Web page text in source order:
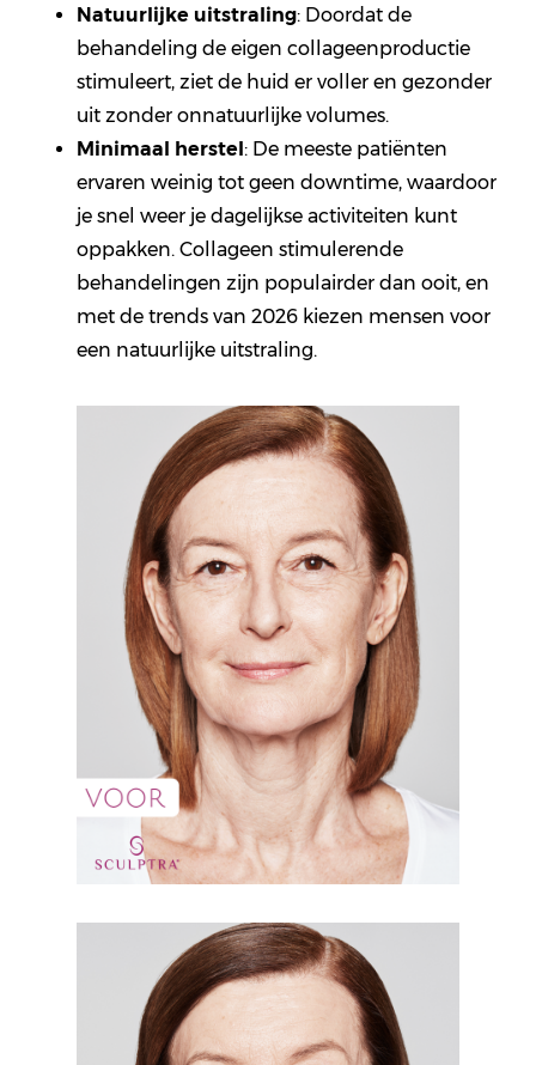
Natuurlijke uitstraling: Doordat de
behandeling de eigen collageenproductie
stimuleert, ziet de huid er voller en gezonder
uit zonder onnatuurlijke volumes.
Minimaal herstel: De meeste patiënten
ervaren weinig tot geen downtime, waardoor
je snel weer je dagelijkse activiteiten kunt
oppakken. Collageen stimulerende
behandelingen zijn populairder dan ooit, en
met de trends van 2026 kiezen mensen voor
een natuurlijke uitstraling.